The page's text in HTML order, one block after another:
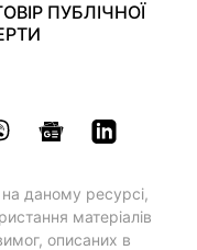
ПУБЛІЧНОЇ
на даному ресурсі,
матеріалів
описаних в